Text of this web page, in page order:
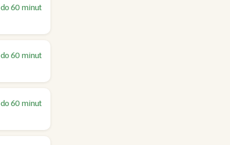
do 60 minut
do 60 minut
do 60 minut